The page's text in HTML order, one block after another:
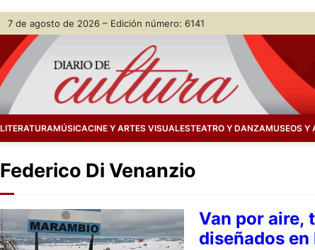
Skip
content
7 de agosto de 2026 – Edición número: 6141
LITERATURAMÚSICACINE Y ARTES VISUALESTEATRO Y DANZAMUSEOS Y
Federico Di Venanzio
Van por aire,
diseñados